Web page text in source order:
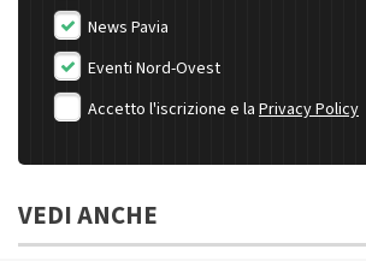
News Pavia
Eventi Nord-Ovest
Accetto l'iscrizione e la Privacy Policy
VEDI ANCHE